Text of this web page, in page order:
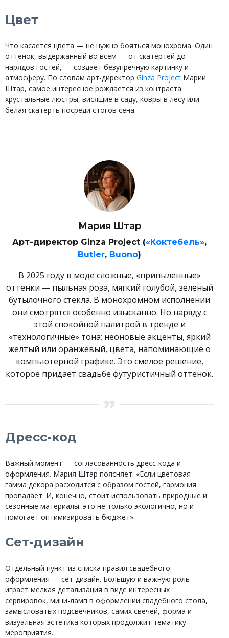
Цвет
Что касается цвета — не нужно бояться монохрома. Один
оттенок, выдержанный во всем — от скатертей до
нарядов гостей, — создает безупречную картинку и
атмосферу. По словам арт-директор Ginza Project Марии
Штар, самое интересное рождается из контраста:
хрустальные люстры, висящие в саду, ковры в лесу или
белая скатерть посреди стогов сена.
Мария Штар
Арт-директор Ginza Project («Коктебель»,
Butler, Buono)
В 2025 году в моде сложные, «припыленные»
оттенки — пыльная роза, мягкий голубой, зеленый
бутылочного стекла. В монохромном исполнении
они смотрятся особенно изысканно. Но наряду с
этой спокойной палитрой в тренде и
«технологичные» тона: неоновые акценты, яркий
желтый или оранжевый, цвета, напоминающие о
компьютерной графике. Это смелое решение,
которое придает свадьбе футуристичный оттенок.
Дресс-код
Важный момент — согласованность дресс-кода и
оформления. Мария Штар поясняет: «Если цветовая
гамма декора расходится с образом гостей, гармония
пропадает. И, конечно, стоит использовать природные и
сезонные материалы: это не только экологично, но и
помогает оптимизировать бюджет».
Сет-дизайн
Отдельный пункт из списка правил свадебного
оформления — сет-дизайн. Большую и важную роль
играет мелкая детализация в виде интересных
сервировок, мини-ламп в оформлении свадебного стола,
замысловатых подсвечников, самих свечей, форма и
визуальная эстетика которых продолжит тематику
мероприятия.